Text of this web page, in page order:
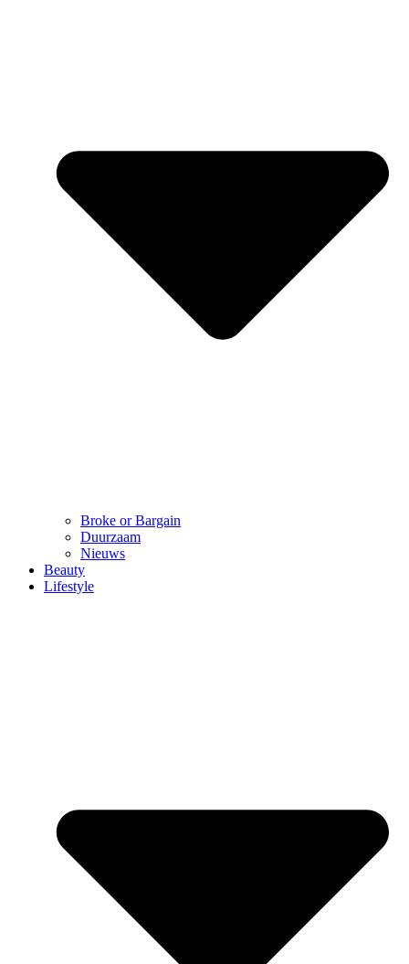
Broke or Bargain
Duurzaam
Nieuws
Beauty
Lifestyle